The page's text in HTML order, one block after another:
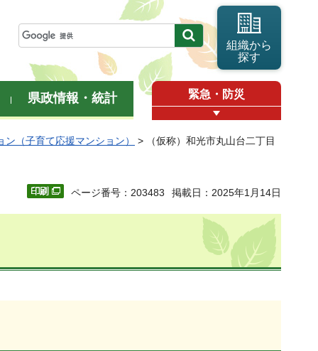
組織から
探す
県政情報・統計 緊急・防災
（子育て応援マンション） > （仮称）和光市丸山台二丁目
ページ番号：203483 掲載日：2025年1月14日